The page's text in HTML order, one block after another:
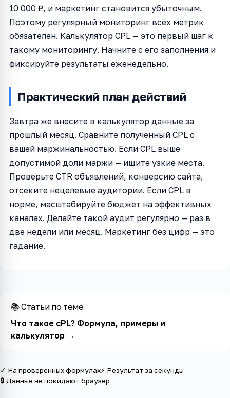
10 000 ₽, и маркетинг становится убыточным.
Поэтому регулярный мониторинг всех метрик
обязателен. Калькулятор CPL — это первый шаг к
такому мониторингу. Начните с его заполнения и
фиксируйте результаты еженедельно.
Практический план действий
Завтра же внесите в калькулятор данные за
прошлый месяц. Сравните полученный CPL с
вашей маржинальностью. Если CPL выше
допустимой доли маржи — ищите узкие места.
Проверьте CTR объявлений, конверсию сайта,
отсеките нецелевые аудитории. Если CPL в
норме, масштабируйте бюджет на эффективных
каналах. Делайте такой аудит регулярно — раз в
две недели или месяц. Маркетинг без цифр — это
гадание.
📚 Статьи по теме
Что такое cPL? Формула, примеры и
калькулятор→
✓ На проверенных формулах⚡ Результат за секунды
🔒 Данные не покидают браузер